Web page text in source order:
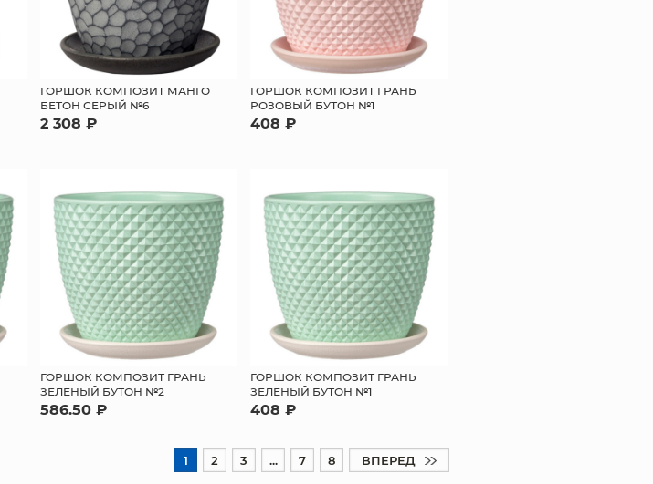
ГОРШОК КОМПОЗИТ МАНГО
БЕТОН СЕРЫЙ №6
2 308 ₽
ГОРШОК КОМПОЗИТ ГРАНЬ
РОЗОВЫЙ БУТОН №1
408 ₽
ГОРШОК КОМПОЗИТ ГРАНЬ
ЗЕЛЕНЫЙ БУТОН №2
586.50 ₽
ГОРШОК КОМПОЗИТ ГРАНЬ
ЗЕЛЕНЫЙ БУТОН №1
408 ₽
1 2 3 ... 7 8 ВПЕРЕД